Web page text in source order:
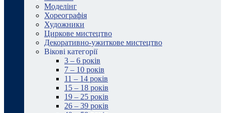
Моделінг
Хореографія
Художники
Циркове мистецтво
Декоративно-ужиткове мистецтво
Вікові категорії
3 – 6 років
7 – 10 років
11 – 14 років
15 – 18 років
19 – 25 років
26 – 39 років